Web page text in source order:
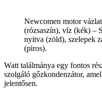
Newcomen motor
(rózsaszín), víz (kék) –
nyitva (zöld), szelepek
(piros).
Watt találmánya egy fontos
szolgáló gőzkondenzátor,
jelentősen.